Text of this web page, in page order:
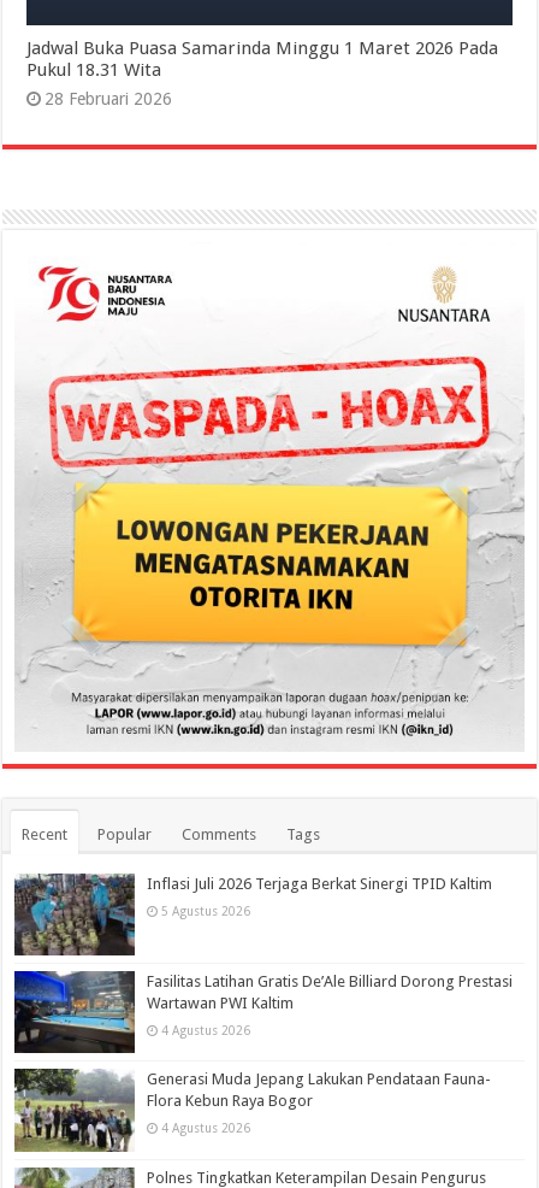
Jadwal Buka Puasa Samarinda Minggu 1 Maret 2026 Pada
Pukul 18.31 Wita
28 Februari 2026
Recent Popular Comments Tags
Inflasi Juli 2026 Terjaga Berkat Sinergi TPID Kaltim
5 Agustus 2026
Fasilitas Latihan Gratis De’Ale Billiard Dorong Prestasi
Wartawan PWI Kaltim
4 Agustus 2026
Generasi Muda Jepang Lakukan Pendataan Fauna-
Flora Kebun Raya Bogor
4 Agustus 2026
Polnes Tingkatkan Keterampilan Desain Pengurus